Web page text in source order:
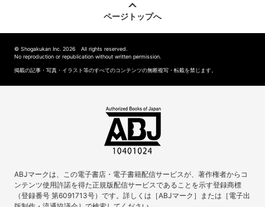
ページトップへ
© Shogakukan Inc. 2026 All rights reserved.
No reproduction or republication without written permission.
掲載の記事・写真・イラスト等のすべてのコンテンツの無断複写・転載を禁じます。
ABJマークは、この電子書店・電子書籍配信サービスが、著作権者からコ
ンテンツ使用許諾を得た正規版配信サービスであることを示す登録商標
（登録番号 第6091713号）です。詳しくは［ABJマーク］または［電子出